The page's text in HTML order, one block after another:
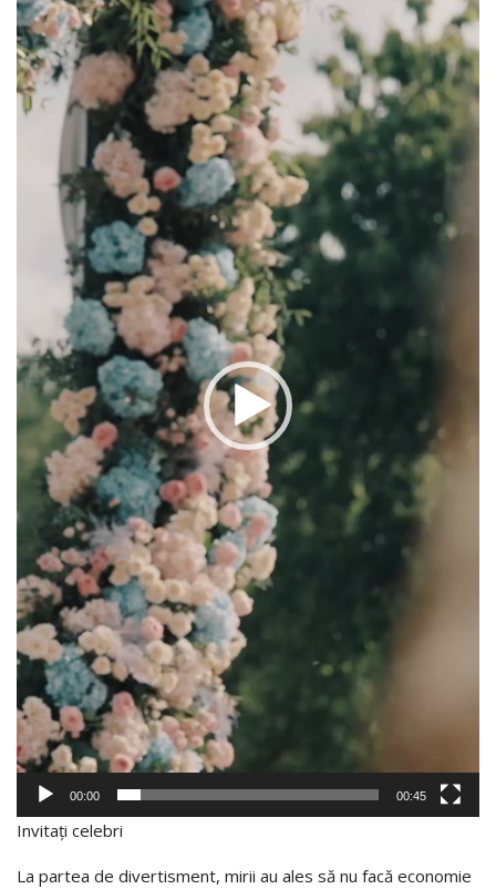
Video
Player
00:00 00:45
Invitați celebri
La partea de divertisment, mirii au ales să nu facă economie